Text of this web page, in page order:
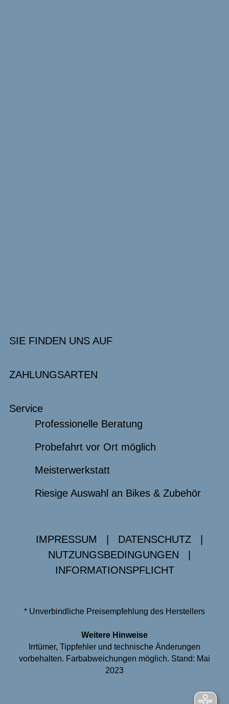
SIE FINDEN UNS AUF
ZAHLUNGSARTEN
Service
Professionelle Beratung
Probefahrt vor Ort möglich
Meisterwerkstatt
Riesige Auswahl an Bikes & Zubehör
IMPRESSUM DATENSCHUTZ
NUTZUNGSBEDINGUNGEN
INFORMATIONSPFLICHT
* Unverbindliche Preisempfehlung des Herstellers
Weitere Hinweise
Irrtümer, Tippfehler und technische Änderungen
vorbehalten. Farbabweichungen möglich. Stand: Mai
2023